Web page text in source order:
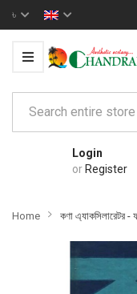
৳
Login
or Register
Home কণা এ্যাকসিলারেটর -